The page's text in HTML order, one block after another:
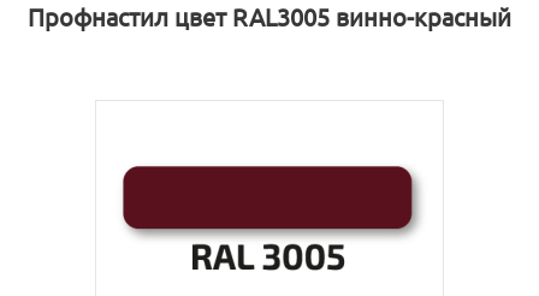
Профнастил цвет RAL3005 винно-красный